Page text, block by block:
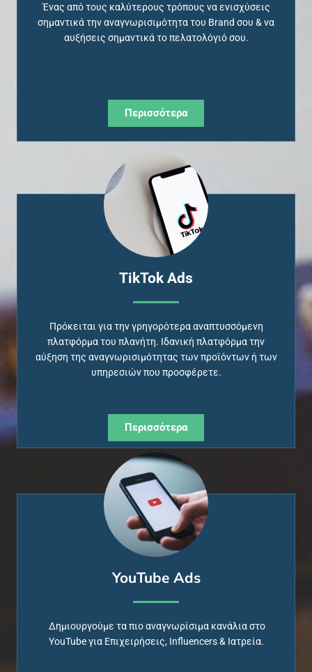
Ένας από τους καλύτερους τρόπους να ενισχύσεις
σημαντικά την αναγνωρισιμότητα του Brand σου & να
αυξήσεις σημαντικά το πελατολόγιό σου.
Περισσότερα
ΤikTok Ads
Πρόκειται για την γρηγορότερα αναπτυσσόμενη
πλατφόρμα του πλανήτη. Ιδανική πλατφόρμα την
αύξηση της αναγνωρισιμότητας των προϊόντων ή των
υπηρεσιών που προσφέρετε.
Περισσότερα
YouTube Ads
Δημιουργούμε τα πιο αναγνωρίσιμα κανάλια στο
YouTubeγια Επιχειρήσεις, Ιnfluencers& Ιατρεία.